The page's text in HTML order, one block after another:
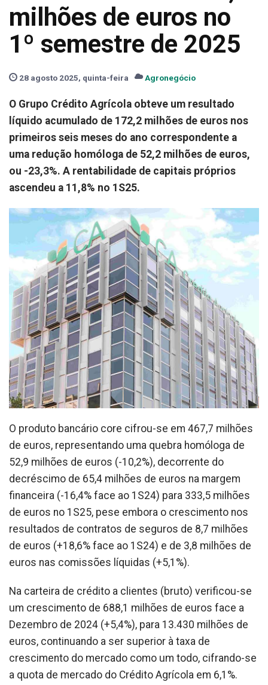
milhões de euros no
1º semestre de 2025
28 agosto 2025, quinta-feira Agronegócio
O Grupo Crédito Agrícola obteve um resultado
líquido acumulado de 172,2 milhões de euros nos
primeiros seis meses do ano correspondente a
uma redução homóloga de 52,2 milhões de euros,
ou -23,3%. A rentabilidade de capitais próprios
ascendeu a 11,8% no 1S25.
O produto bancário core cifrou-se em 467,7 milhões
de euros, representando uma quebra homóloga de
52,9 milhões de euros (-10,2%), decorrente do
decréscimo de 65,4 milhões de euros na margem
financeira (-16,4% face ao 1S24) para 333,5 milhões
de euros no 1S25, pese embora o crescimento nos
resultados de contratos de seguros de 8,7 milhões
de euros (+18,6% face ao 1S24) e de 3,8 milhões de
euros nas comissões líquidas (+5,1%).
Na carteira de crédito a clientes (bruto) verificou-se
um crescimento de 688,1 milhões de euros face a
Dezembro de 2024 (+5,4%), para 13.430 milhões de
euros, continuando a ser superior à taxa de
crescimento do mercado como um todo, cifrando-se
a quota de mercado do Crédito Agrícola em 6,1%.